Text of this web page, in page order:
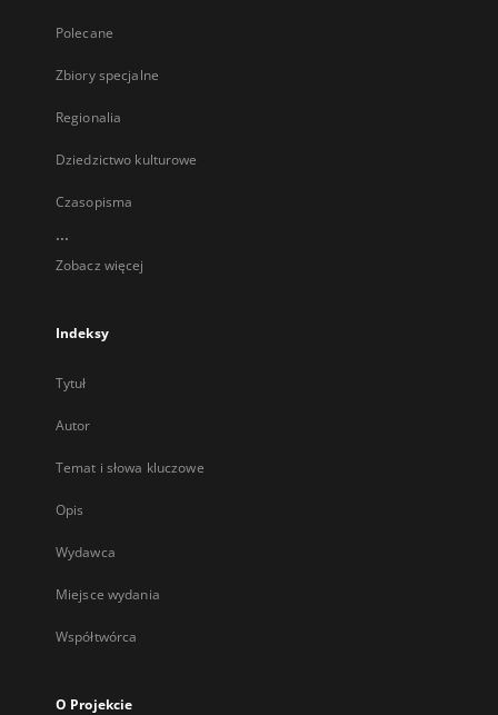
Polecane
Zbiory specjalne
Regionalia
Dziedzictwo kulturowe
Czasopisma
...
Zobacz więcej
Indeksy
Tytuł
Autor
Temat i słowa kluczowe
Opis
Wydawca
Miejsce wydania
Współtwórca
O Projekcie